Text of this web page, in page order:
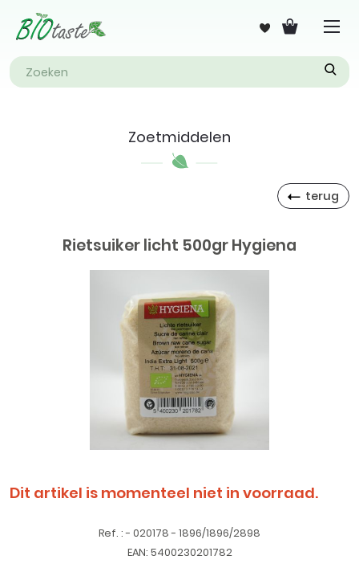
Zoetmiddelen
terug
Rietsuiker licht 500gr Hygiena
Dit artikel is momenteel niet in voorraad.
Ref. : - 020178 - 1896/1896/2898
EAN: 5400230201782